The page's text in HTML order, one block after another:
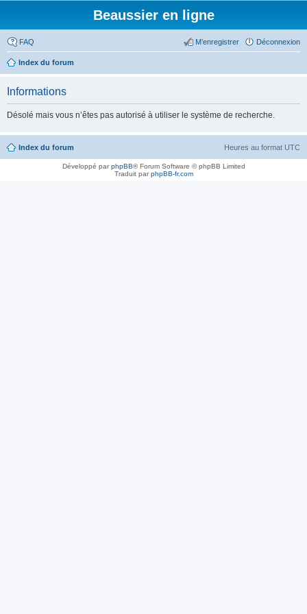
Beaussier en ligne
FAQ Déconnexion
M’enregistrer
Index du forum
Informations
Désolé mais vous n’êtes pas autorisé à utiliser le système de recherche.
Index du forum Heures au format UTC
Développé parphpBB® Forum Software © phpBB Limited
Traduit parphpBB-fr.com